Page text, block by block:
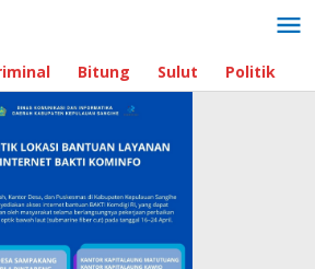
Bitung Sulut Politik